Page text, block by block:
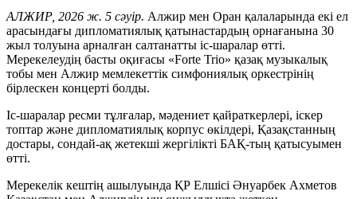
АЛЖИР, 2026 ж. 5 сәуір. Алжир мен Оран қалаларында екі ел
арасындағы дипломатиялық қатынастардың орнағанына 30
жыл толуына арналған салтанатты іс-шаралар өтті.
Мерекелеудің басты оқиғасы «Forte Trio» қазақ музыкалық
тобы мен Алжир мемлекеттік симфониялық оркестрінің
бірлескен концерті болды.
Іс-шаралар ресми тұлғалар, мәдениет қайраткерлері, іскер
топтар және дипломатиялық корпус өкілдері, Қазақстанның
достары, сондай-ақ жетекші жергілікті БАҚ-тың қатысуымен
өтті.
Мерекелік кештің ашылуында ҚР Елшісі Әнуарбек Ахметов